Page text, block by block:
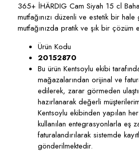
365+ İHÄRDIG Cam Siyah 15 cl
mutfağınızı düzenli ve estetik bir
mutfağınızda pratik ve şık bir çözüm
Ürün Kodu
20152870
Bu ürün Kentsoylu ekibi
mağazalarından orijinal ve
edilerek, zarar görmeden
hazırlanarak değerli
Kentsoylu ekibinden yapılan
kullanılan entegrasyonlarla eş
faturalandırılarak sistemde
gönderilmektedir.